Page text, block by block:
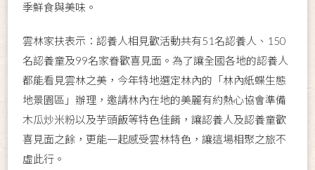
季鮮食與美味。
雲林家扶表示：認養人相見歡活動共有51名認養人、150
名認養童及99名家眷歡喜見面。為了讓全國各地的認養人
都能看見雲林之美，今年特地選定林內的「林內紙蝶生態
地景園區」辦理，邀請林內在地的美麗有約熱心協會準備
木瓜炒米粉以及芋頭飯等特色佳餚，讓認養人及認養童歡
喜見面之餘，更能一起感受雲林特色，讓這場相聚之旅不
虛此行。